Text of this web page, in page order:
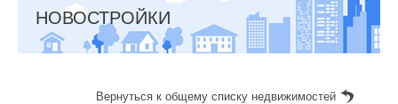
НОВОСТРОЙКИ
Вернуться к общему списку недвижимостей